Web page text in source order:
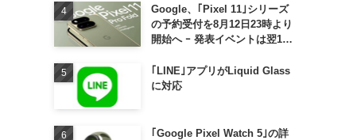
Google、｢Pixel 11｣シリーズ
の予約受付を8月12日23時より
開始へ ｰ 発表イベントは翌13
｢LINE｣アプリがLiquid Glass
に対応
｢Google Pixel Watch 5｣の詳